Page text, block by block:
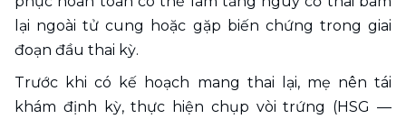
lại ngoài tử cung hoặc gặp biến chứng trong giai
đoạn đầu thai kỳ.
Trước khi có kế hoạch mang thai lại, mẹ nên tái
khám định kỳ, thực hiện chụp vòi trứng (HSG —